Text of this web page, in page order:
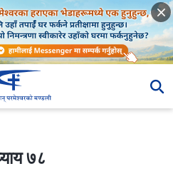
७८